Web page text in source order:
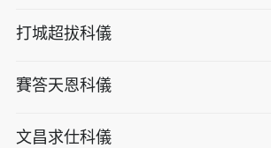
打城超拔科儀
賽答天恩科儀
文昌求仕科儀